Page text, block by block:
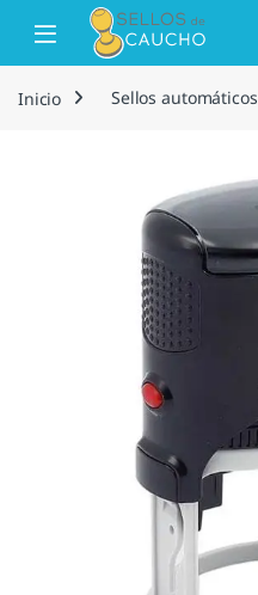
Saltar a la navegación
Saltar al contenido
Open
Inicio Sellos automáticos